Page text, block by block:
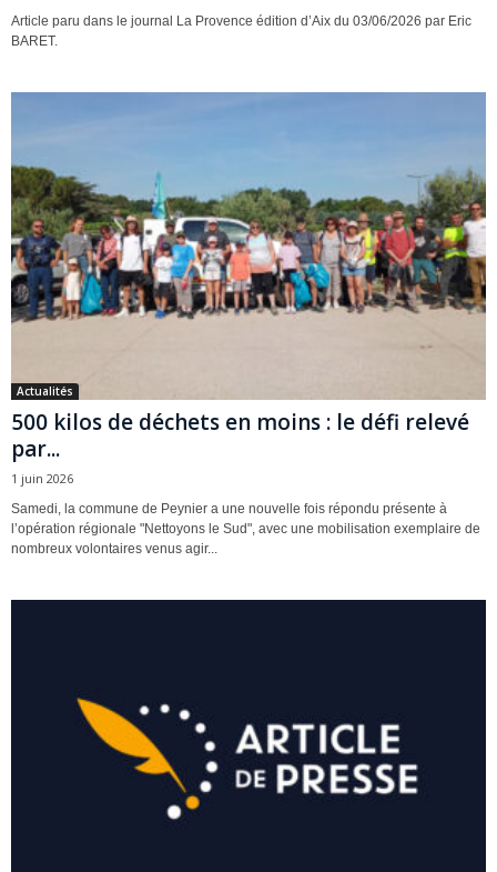
Article paru dans le journal La Provence édition d’Aix du 03/06/2026 par Eric
BARET.
Actualités
500 kilos de déchets en moins : le défi relevé
par...
1 juin 2026
Samedi, la commune de Peynier a une nouvelle fois répondu présente à
l’opération régionale "Nettoyons le Sud", avec une mobilisation exemplaire de
nombreux volontaires venus agir...